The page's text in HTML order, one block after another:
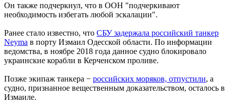
Он также подчеркнул, что в ООН "подчеркивают
необходимость избегать любой эскалации".
Ранее стало известно, что СБУ задержала российский танкер
Neyma в порту Измаил Одесской области. По информации
ведомства, в ноябре 2018 года данное судно блокировало
украинские корабли в Керченском проливе.
Позже экипаж танкера − российских моряков, отпустили, а
судно, признанное вещественным доказательством, осталось в
Измаиле.